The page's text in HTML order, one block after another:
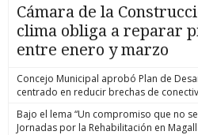
Cámara de la
clima obliga a reparar
entre enero y marzo
Concejo Municipal aprobó Plan de
centrado en reducir brechas de
Bajo el lema “Un compromiso que no
Jornadas por la Rehabilitación en